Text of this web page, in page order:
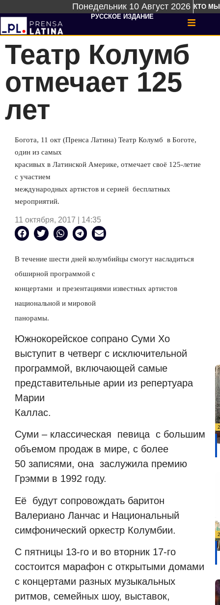
Понедельник 10 Август 2026 КТО МЫ
РУССКОЕ ИЗДАНИЕ
Театр Колумб
отмечает 125
лет
Богота, 11 окт (Пренса Латина) Театр Колумб в Боготе,
один из самых
красивых в Латинской Америке, отмечает своё 125-летие
с участием
международных артистов и серией бесплатных
мероприятий.
11 октября, 2017 | 14:35
В течение шести дней колумбийцы смогут насладиться
обширной программой с
концертами и презентациями известных артистов
национальной и мировой
панорамы.
Южнокорейское сопрано Суми Хо
выступит в четверг с исключительной
программой, включающей самые
представительные арии из репертуара
Марии
Каллас.
Суми – классическая певица с большим
объемом продаж в мире, с более
50 записями, она заслужила премию
Грэмми в 1992 году.
Её будут сопровождать баритон
Валериано Ланчас и Национальный
симфонический оркестр Колумбии.
С пятницы 13-го и во вторник 17-го
состоится марафон с открытыми домами
с концертами разных музыкальных
ритмов, семейных шоу, выставок,